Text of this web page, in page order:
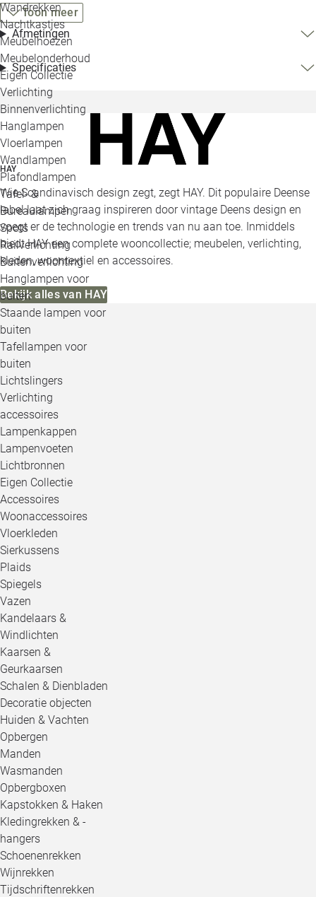
Wandrekken
Nachtkastjes
Meubelhoezen
Meubelonderhoud
Eigen Collectie
Verlichting
Binnenverlichting
Hanglampen
Vloerlampen
Wandlampen
Plafondlampen
Tafel- &
Bureaulampen
Spots
Railverlichting
Buitenverlichting
Hanglampen voor
buiten
Staande lampen voor
buiten
Tafellampen voor
buiten
Lichtslingers
Verlichting
accessoires
Lampenkappen
Lampenvoeten
Lichtbronnen
Eigen Collectie
Accessoires
Woonaccessoires
Vloerkleden
Sierkussens
Plaids
Spiegels
Vazen
Kandelaars &
Windlichten
Kaarsen &
Geurkaarsen
Schalen & Dienbladen
Decoratie objecten
Huiden & Vachten
Opbergen
Manden
Wasmanden
Opbergboxen
Kapstokken & Haken
Kledingrekken & -
hangers
Schoenenrekken
Wijnrekken
Tijdschriftenrekken
Toon meer
Afmetingen
Specificaties
HAY
Wie Scandinavisch design zegt, zegt HAY. Dit populaire Deense
label laat zich graag inspireren door vintage Deens design en
voegt er de technologie en trends van nu aan toe. Inmiddels
biedt HAY een complete wooncollectie; meubelen, verlichting,
kleden, woontextiel en accessoires.
Bekijk alles van HAY